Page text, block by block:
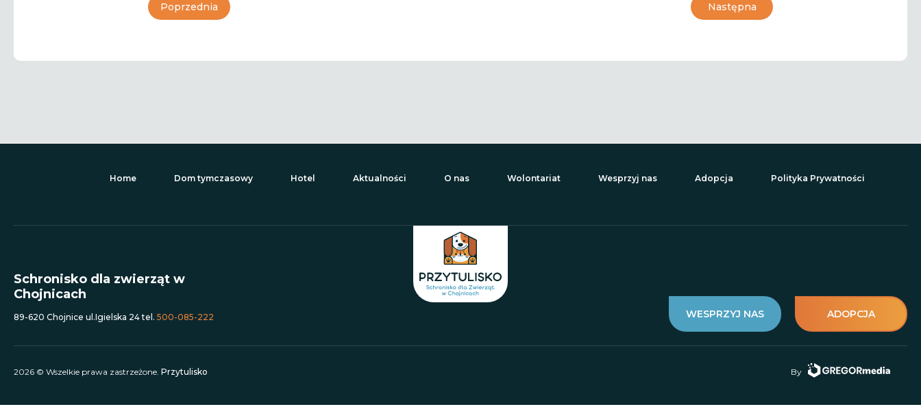
Poprzednia Następna
Home Dom tymczasowy Hotel Aktualności O nas Wolontariat Wesprzyj nas Adopcja Polityka Prywatności
Schronisko dla zwierząt w
Chojnicach
89-620 Chojnice ul.Igielska 24 tel. 500-085-222 ADOPCJA
WESPRZYJ NAS
2026 © Wszelkie prawa zastrzeżone. Przytulisko By